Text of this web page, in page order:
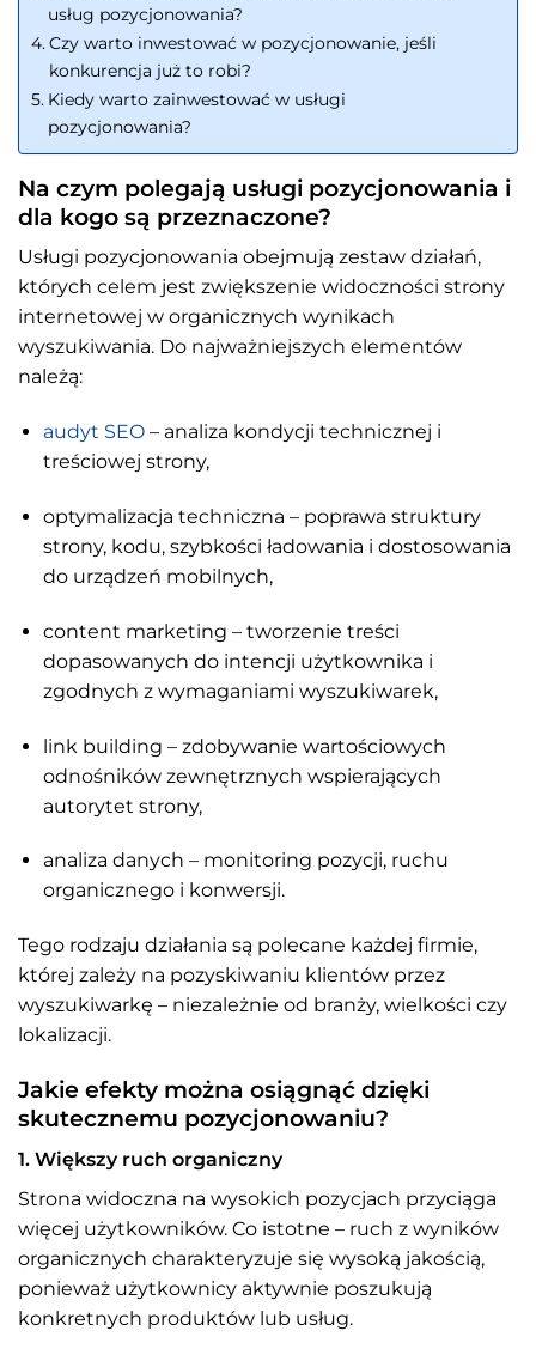
usług pozycjonowania?
Czy warto inwestować w pozycjonowanie, jeśli
konkurencja już to robi?
Kiedy warto zainwestować w usługi
pozycjonowania?
Na czym polegają usługi pozycjonowania i
dla kogo są przeznaczone?
Usługi pozycjonowania obejmują zestaw działań,
których celem jest zwiększenie widoczności strony
internetowej w organicznych wynikach
wyszukiwania. Do najważniejszych elementów
należą:
audyt SEO– analiza kondycji technicznej i
treściowej strony,
optymalizacja techniczna – poprawa struktury
strony, kodu, szybkości ładowania i dostosowania
do urządzeń mobilnych,
content marketing – tworzenie treści
dopasowanych do intencji użytkownika i
zgodnych z wymaganiami wyszukiwarek,
link building – zdobywanie wartościowych
odnośników zewnętrznych wspierających
autorytet strony,
analiza danych – monitoring pozycji, ruchu
organicznego i konwersji.
Tego rodzaju działania są polecane każdej firmie,
której zależy na pozyskiwaniu klientów przez
wyszukiwarkę – niezależnie od branży, wielkości czy
lokalizacji.
Jakie efekty można osiągnąć dzięki
skutecznemu pozycjonowaniu?
1. Większy ruch organiczny
Strona widoczna na wysokich pozycjach przyciąga
więcej użytkowników. Co istotne – ruch z wyników
organicznych charakteryzuje się wysoką jakością,
ponieważ użytkownicy aktywnie poszukują
konkretnych produktów lub usług.